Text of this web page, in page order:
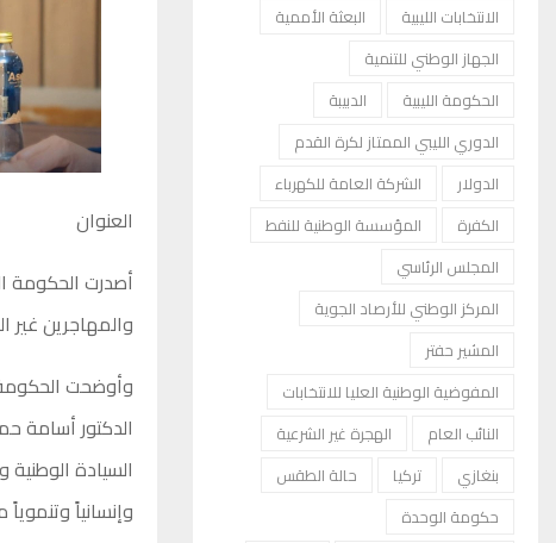
العنوان
أصدرت الحكومة
والمهاجرين غير
الدكتور أسامة
السيادة
وإنسانياً
الانتخابات الليبية
البعثة الأممية
الجهاز الوطني للتنمية
الحكومة الليبية
الدبيبة
الدوري الليبي الممتاز لكرة القدم
الدولار
الشركة العامة للكهرباء
الكفرة
المؤسسة الوطنية للنفط
المجلس الرئاسي
المركز الوطني للأرصاد الجوية
المشير حفتر
المفوضية الوطنية العليا للانتخابات
النائب العام
الهجرة غير الشرعية
بنغازي
تركيا
حالة الطقس
حكومة الوحدة